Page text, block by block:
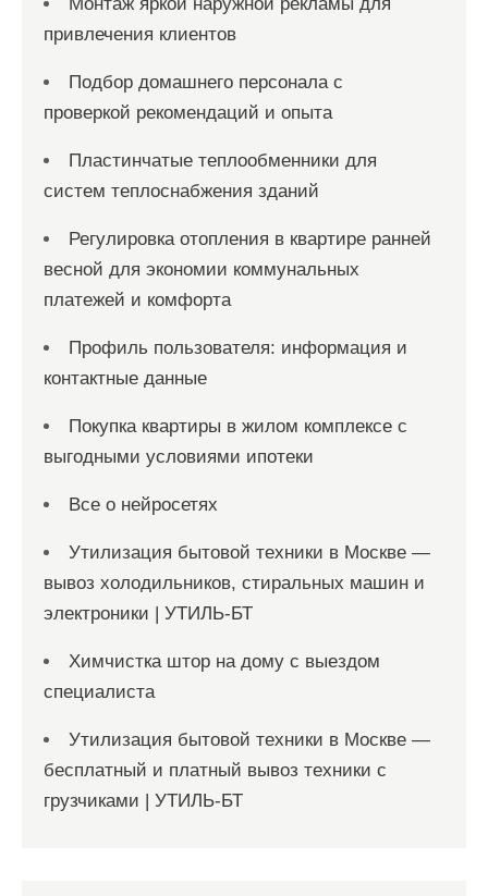
привлечения клиентов
Подбор домашнего персонала с
проверкой рекомендаций и опыта
Пластинчатые теплообменники для
систем теплоснабжения зданий
Регулировка отопления в квартире ранней
весной для экономии коммунальных
платежей и комфорта
Профиль пользователя: информация и
контактные данные
Покупка квартиры в жилом комплексе с
выгодными условиями ипотеки
Все о нейросетях
Утилизация бытовой техники в Москве —
вывоз холодильников, стиральных машин и
электроники | УТИЛЬ-БТ
Химчистка штор на дому с выездом
специалиста
Утилизация бытовой техники в Москве —
бесплатный и платный вывоз техники с
грузчиками | УТИЛЬ-БТ